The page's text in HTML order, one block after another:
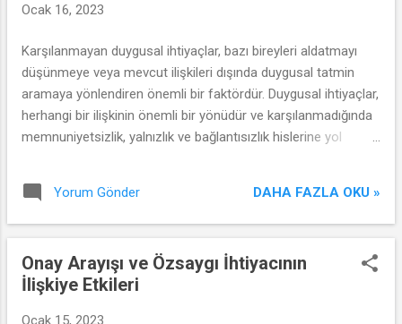
Ocak 16, 2023
Karşılanmayan duygusal ihtiyaçlar, bazı bireyleri aldatmayı
düşünmeye veya mevcut ilişkileri dışında duygusal tatmin
aramaya yönlendiren önemli bir faktördür. Duygusal ihtiyaçlar,
herhangi bir ilişkinin önemli bir yönüdür ve karşılanmadığında
memnuniyetsizlik, yalnızlık ve bağlantısızlık hislerine yol
üzerindeki etkileri ve olası bir aldatmaya yol açma potansiyeli:
Yorum Gönder DAHA FAZLA OKU »
Onay Arayışı ve Özsaygı İhtiyacının
İlişkiye Etkileri
Ocak 15, 2023